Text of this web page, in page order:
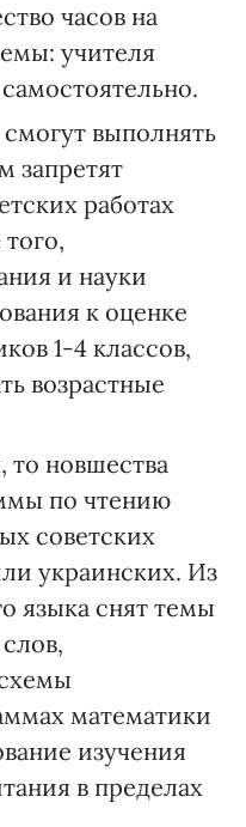
часов на
учителя
выполнять
запретят
работах
и науки
к оценке
1-4 классов,
возрастные
то новшества
по чтению
советских
украинских. Из
языка снят темы
математики
изучения
в пределах